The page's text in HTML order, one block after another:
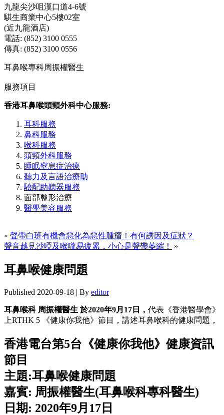
九龍尖沙咀漢口道4-6號
騏生商業中心5樓02室
(近九龍酒店)
電話: (852) 3100 0555
傳真: (852) 3100 0556
耳鼻喉專科周振權醫生
服務項目
香港耳鼻喉頭頸外科中心服務:
耳科服務
鼻科服務
喉科服務
頭頸外科服務
睡眠窒息症治療
聽力及言語治療助
驗配助聽器服務
面部整形治療
醫學美容服務
« 聲帶白班有機會惡化為惡性腫瘤！有何誘因及症狀？
聲音越見沙啞及喉嚨易疲累，小心是聲帶萎縮！
»
耳鼻喉健康問題
Published 2020-09-18 | By editor
耳鼻喉科 周振權醫生 於2020年9月17日， 代表《香港醫學會》
上RTHK 5 《健康你我他》節目，講述耳鼻喉科的健康問題，
香港電台第5台《健康你我他》健康資訊
節目
主題:耳鼻喉健康問題
嘉賓: 周振權醫生(耳鼻喉科專科醫生)
日期: 2020年9月17日